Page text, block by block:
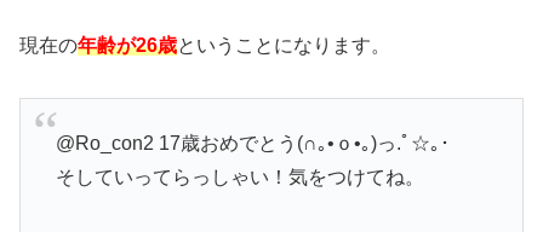
現在の年齢が26歳ということになります。
@Ro_con2 17歳おめでとう(∩｡•ｏ•｡)っ.ﾟ☆｡･
そしていってらっしゃい！気をつけてね。